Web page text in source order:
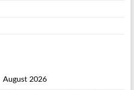
August 2026